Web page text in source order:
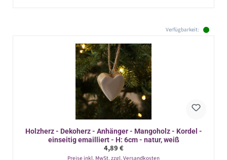
Verfügbarkeit:
Holzherz - Dekoherz - Anhänger - Mangoholz - Kordel -
einseitig emailliert - H: 6cm - natur, weiß
Regulärer Preis:
4,89 €
Preise inkl. MwSt. zzgl. Versandkosten